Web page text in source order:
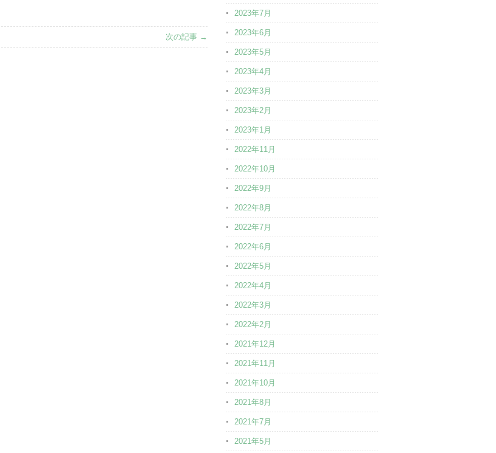
次の記事 →
2023年7月
2023年6月
2023年5月
2023年4月
2023年3月
2023年2月
2023年1月
2022年11月
2022年10月
2022年9月
2022年8月
2022年7月
2022年6月
2022年5月
2022年4月
2022年3月
2022年2月
2021年12月
2021年11月
2021年10月
2021年8月
2021年7月
2021年5月